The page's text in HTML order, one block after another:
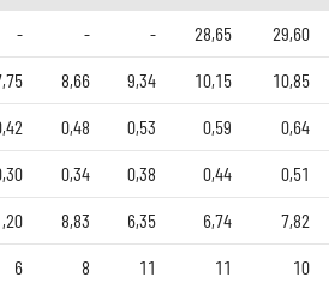
- - - 28,65 29,60
8,66 9,34 10,15 10,85
0,48 0,53 0,59 0,64
0,34 0,38 0,44 0,51
8,83 6,35 6,74 7,82
6 8 11 11 10